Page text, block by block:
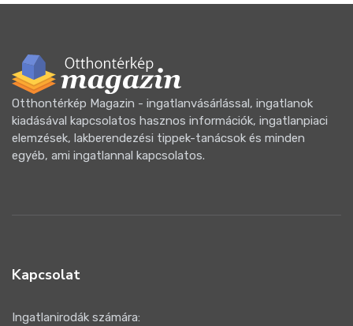
Otthontérkép Magazin - ingatlanvásárlással, ingatlanok
kiadásával kapcsolatos hasznos információk, ingatlanpiaci
elemzések, lakberendezési tippek-tanácsok és minden
egyéb, ami ingatlannal kapcsolatos.
Kapcsolat
Ingatlanirodák számára: